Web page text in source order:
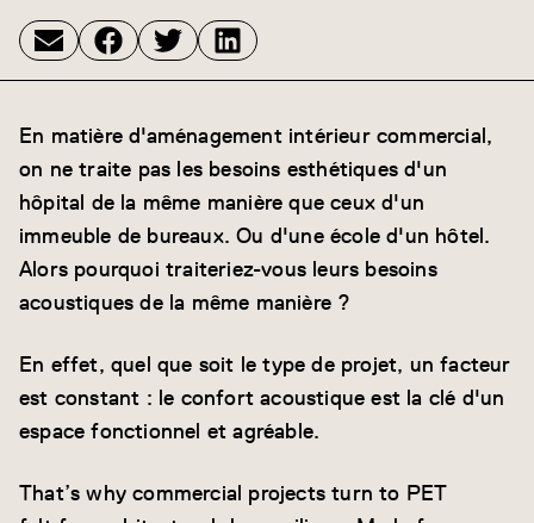
En matière d'aménagement intérieur commercial,
on ne traite pas les besoins esthétiques d'un
hôpital de la même manière que ceux d'un
immeuble de bureaux. Ou d'une école d'un hôtel.
Alors pourquoi traiteriez-vous leurs besoins
acoustiques de la même manière ?
En effet, quel que soit le type de projet, un facteur
est constant : le confort acoustique est la clé d'un
espace fonctionnel et agréable.
That’s why commercial projects turn to PET